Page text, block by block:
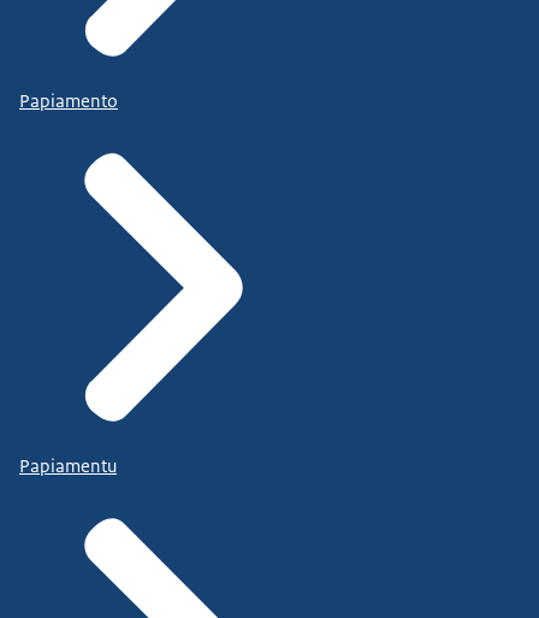
Papiamento
Papiamentu